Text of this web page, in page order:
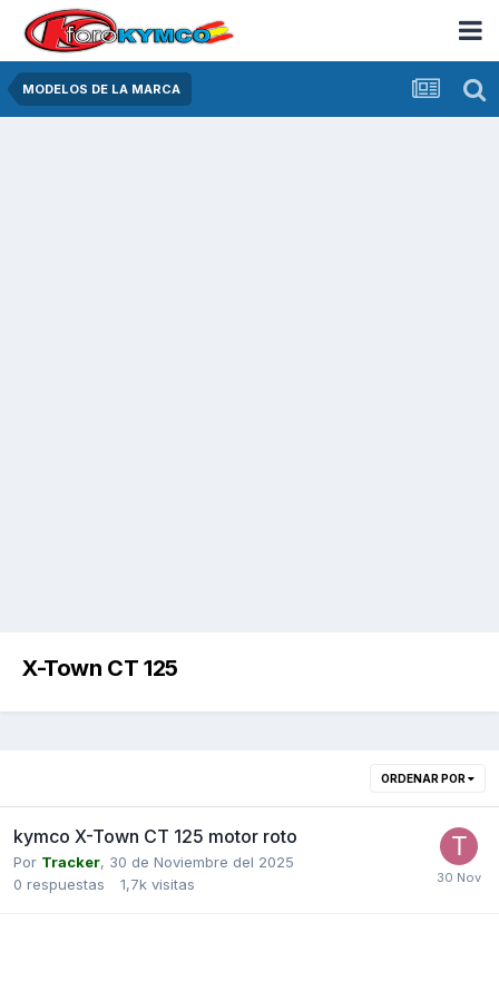
MODELOS DE LA MARCA
X-Town CT 125
ORDENAR POR
kymco X-Town CT 125 motor roto
Por Tracker, 30 de Noviembre del 2025
0 respuestas 1,7k visitas